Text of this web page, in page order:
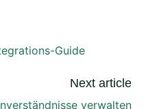
Guide
Next article
verwalten